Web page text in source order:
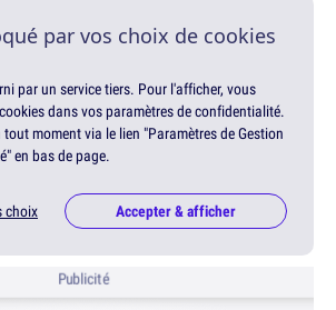
par vos choix de cookies
par un service tiers. Pour l'afficher, vous
dans vos paramètres de confidentialité.
moment via le lien "Paramètres de Gestion
en bas de page.
choix Accepter & afficher
Publicité